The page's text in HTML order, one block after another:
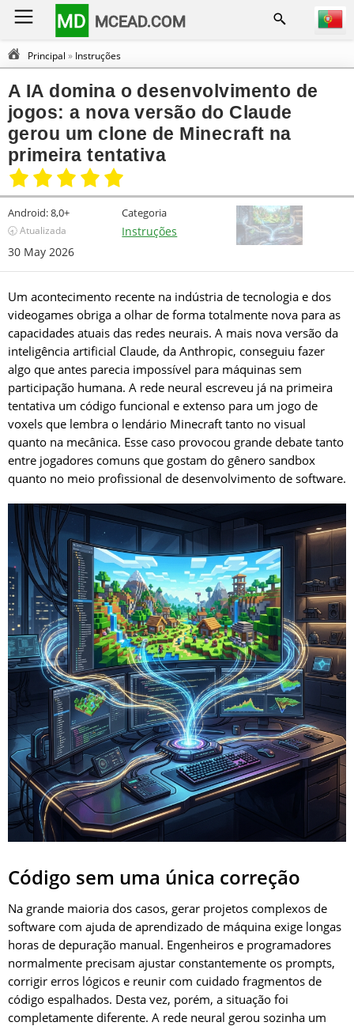
MD MCEAD.COM
Principal » Instruções
A IA domina o desenvolvimento de
jogos: a nova versão do Claude
gerou um clone de Minecraft na
primeira tentativa
Android:8,0+
🕣 Atualizada
30 May 2026
Categoria
Instruções
Um acontecimento recente na indústria de tecnologia e dos
videogames obriga a olhar de forma totalmente nova para as
capacidades atuais das redes neurais. A mais nova versão da
inteligência artificial Claude, da Anthropic, conseguiu fazer
algo que antes parecia impossível para máquinas sem
participação humana. A rede neural escreveu já na primeira
tentativa um código funcional e extenso para um jogo de
voxels que lembra o lendário Minecraft tanto no visual
quanto na mecânica. Esse caso provocou grande debate tanto
entre jogadores comuns que gostam do gênero sandbox
quanto no meio profissional de desenvolvimento de software.
Código sem uma única correção
Na grande maioria dos casos, gerar projetos complexos de
software com ajuda de aprendizado de máquina exige longas
horas de depuração manual. Engenheiros e programadores
normalmente precisam ajustar constantemente os prompts,
corrigir erros lógicos e reunir com cuidado fragmentos de
código espalhados. Desta vez, porém, a situação foi
completamente diferente. A rede neural gerou sozinha um